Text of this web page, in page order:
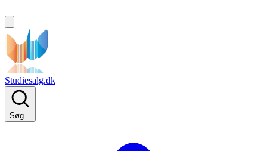
Studiesalg.dk
Søg...